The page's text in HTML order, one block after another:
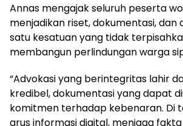
Annas mengajak seluruh peserta
menjadikan riset, dokumentasi, dan
satu kesatuan yang tidak
membangun perlindungan warga
“Advokasi yang berintegritas lahir
kredibel, dokumentasi yang dapat
komitmen terhadap kebenaran. Di
arus informasi digital, menjaga